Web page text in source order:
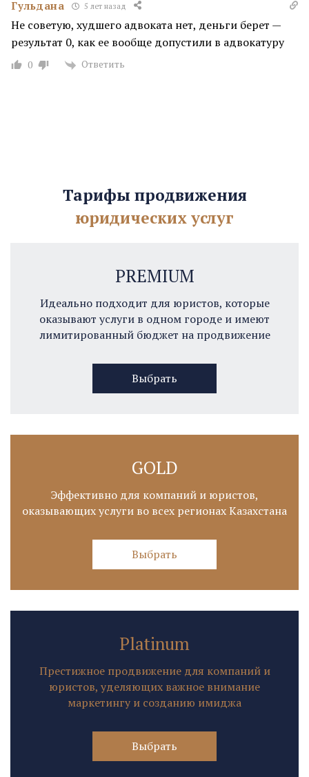
Гульдана 5 лет назад
Не советую, худшего адвоката нет, деньги берет —
результат 0, как ее вообще допустили в адвокатуру
0 Ответить
Тарифы продвижения
юридических услуг
PREMIUM
Идеально подходит для юристов, которые
оказывают услуги в одном городе и имеют
лимитированный бюджет на продвижение
Выбрать
GOLD
Эффективно для компаний и юристов,
оказывающих услуги во всех регионах Казахстана
Выбрать
Platinum
Престижное продвижение для компаний и
юристов, уделяющих важное внимание
маркетингу и созданию имиджа
Выбрать